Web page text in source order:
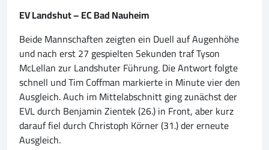
EV Landshut – EC Bad Nauheim
Beide Mannschaften zeigten ein Duell auf Augenhöhe
und nach erst 27 gespielten Sekunden traf Tyson
McLellan zur Landshuter Führung. Die Antwort folgte
schnell und Tim Coffman markierte in Minute vier den
Ausgleich. Auch im Mittelabschnitt ging zunächst der
EVL durch Benjamin Zientek (26.) in Front, aber kurz
darauf fiel durch Christoph Körner (31.) der erneute
Ausgleich.